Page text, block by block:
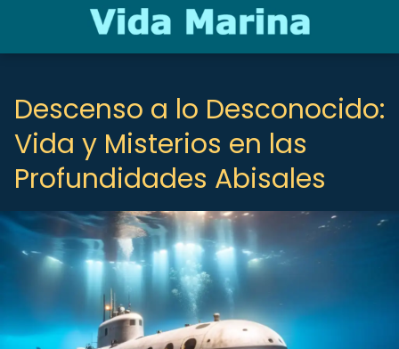
Descenso a lo Desconocido:
Vida y Misterios en las
Profundidades Abisales